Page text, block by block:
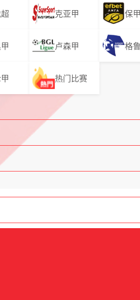
克亚甲 保甲
卢森甲 格
热门比赛